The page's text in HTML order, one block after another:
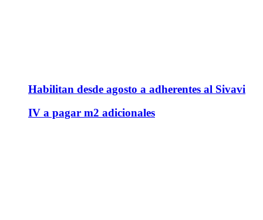
Habilitan desde agosto a adherentes al Sivavi
IV a pagar m2 adicionales